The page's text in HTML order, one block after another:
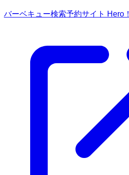
バーベキュー検索予約サイト Hero！